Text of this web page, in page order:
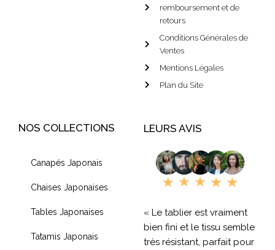
remboursement et de
retours
Conditions Générales de
Ventes
Mentions Légales
Plan du Site
NOS COLLECTIONS
Canapés Japonais
Chaises Japonaises
Tables Japonaises
Tatamis Japonais
LEURS AVIS
« Le tablier est vraiment
bien fini et le tissu semble
très résistant, parfait pour